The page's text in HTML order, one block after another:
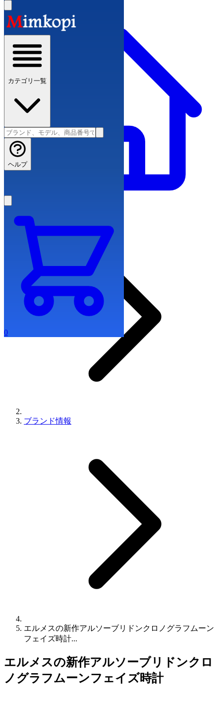
カテゴリ一覧
ヘルプ
0
ブランド情報
エルメスの新作アルソーブリドンクロノグラフムーン
フェイズ時計...
エルメスの新作アルソーブリドンクロ
ノグラフムーンフェイズ時計